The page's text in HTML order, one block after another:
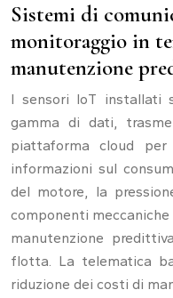
Sistemi di
monitoraggio in
manutenzione
I sensori IoT installati
gamma di dati,
piattaforma cloud per
informazioni sul
del motore, la
componenti
manutenzione
flotta. La telematica
riduzione dei costi di